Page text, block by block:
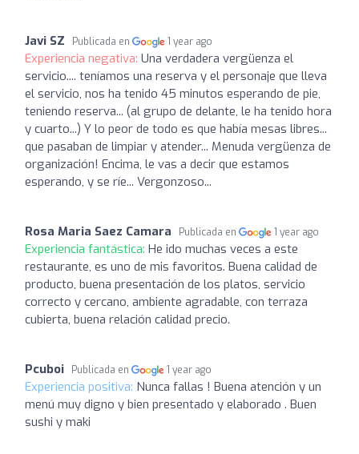
Javi SZ Publicada en 1 year ago
Experiencia negativa: Una verdadera vergüenza el
servicio.... teníamos una reserva y el personaje que lleva
el servicio, nos ha tenido 45 minutos esperando de pie,
teniendo reserva... (al grupo de delante, le ha tenido hora
y cuarto...) Y lo peor de todo es que había mesas libres...
que pasaban de limpiar y atender... Menuda vergüenza de
organización! Encima, le vas a decir que estamos
esperando, y se ríe... Vergonzoso...
Rosa Maria Saez Camara Publicada en 1 year ago
Experiencia fantástica: He ido muchas veces a este
restaurante, es uno de mis favoritos. Buena calidad de
producto, buena presentación de los platos, servicio
correcto y cercano, ambiente agradable, con terraza
cubierta, buena relación calidad precio.
Pcuboi Publicada en 1 year ago
Experiencia positiva: Nunca fallas ! Buena atención y un
menú muy digno y bien presentado y elaborado . Buen
sushi y maki